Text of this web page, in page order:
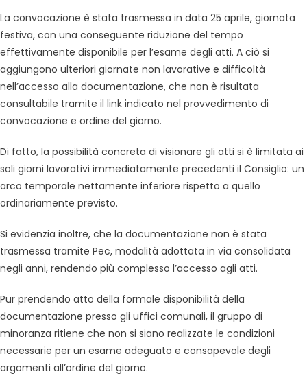
La convocazione è stata trasmessa in data 25 aprile, giornata
festiva, con una conseguente riduzione del tempo
effettivamente disponibile per l’esame degli atti. A ciò si
aggiungono ulteriori giornate non lavorative e difficoltà
nell’accesso alla documentazione, che non è risultata
consultabile tramite il link indicato nel provvedimento di
convocazione e ordine del giorno.
Di fatto, la possibilità concreta di visionare gli atti si è limitata ai
soli giorni lavorativi immediatamente precedenti il Consiglio: un
arco temporale nettamente inferiore rispetto a quello
ordinariamente previsto.
Si evidenzia inoltre, che la documentazione non è stata
trasmessa tramite Pec, modalità adottata in via consolidata
negli anni, rendendo più complesso l’accesso agli atti.
Pur prendendo atto della formale disponibilità della
documentazione presso gli uffici comunali, il gruppo di
minoranza ritiene che non si siano realizzate le condizioni
necessarie per un esame adeguato e consapevole degli
argomenti all’ordine del giorno.